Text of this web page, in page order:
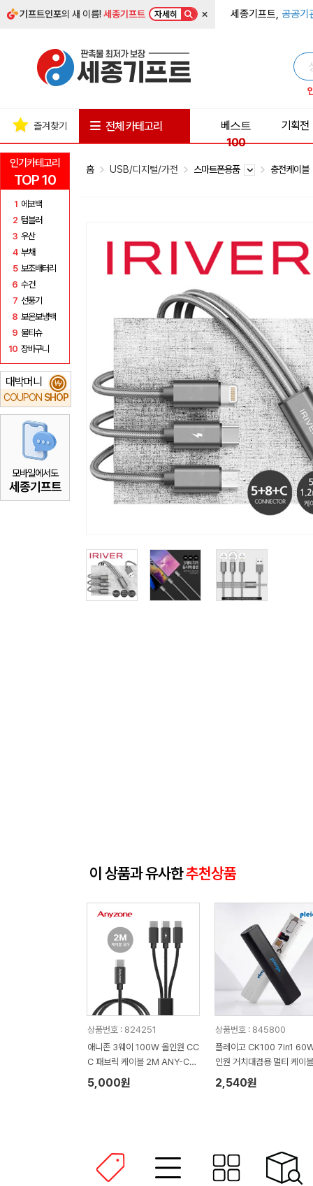
기프트인포의 새 이름!세종기프트 자세히 × 세종기프트, 공공기
인기카테고리
TOP 10
1 에코백
2 텀블러
3 우산
4 부채
5 보조배터리
6 수건
7 선풍기
8 보온보냉백
9 물티슈
10 장바구니
대박머니
COUPON SHOP
₩
모바일에서도
세종기프트
즐겨찾기 전체 카테고리
베스트
100
기획전
홈 USB/디지털/가전 스마트폰용품 충전케이블
이 상품과 유사한추천상품
상품번호 : 824251
애니존 3웨이 100W 올인원 CC
C 패브릭 케이블 2M ANY-C12
M-CCC
5,000원
상품번호 : 845800
플레이고 CK100 7in1
인원 거치대겸용 멀티 케이
트
2,540원